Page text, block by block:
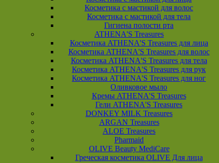
Косметика с мастикой для волос
Косметика с мастикой для тела
Гигиена полости рта
ATHENA'S Treasures
Косметика ATHENA'S Treasures для лица
Косметика ATHENA'S Treasures для волос
Косметика ATHENA'S Treasures для тела
Косметика ATHENA'S Treasures для рук
Косметика ATHENA'S Treasures для ног
Оливковое мыло
Кремы ATHENA'S Treasures
Гели ATHENA'S Treasures
DONKEY MILK Treasures
ARGAN Treasures
ALOE Treasures
Pharmaid
OLIVE Beauty MediCare
Греческая косметика OLIVE Для лица